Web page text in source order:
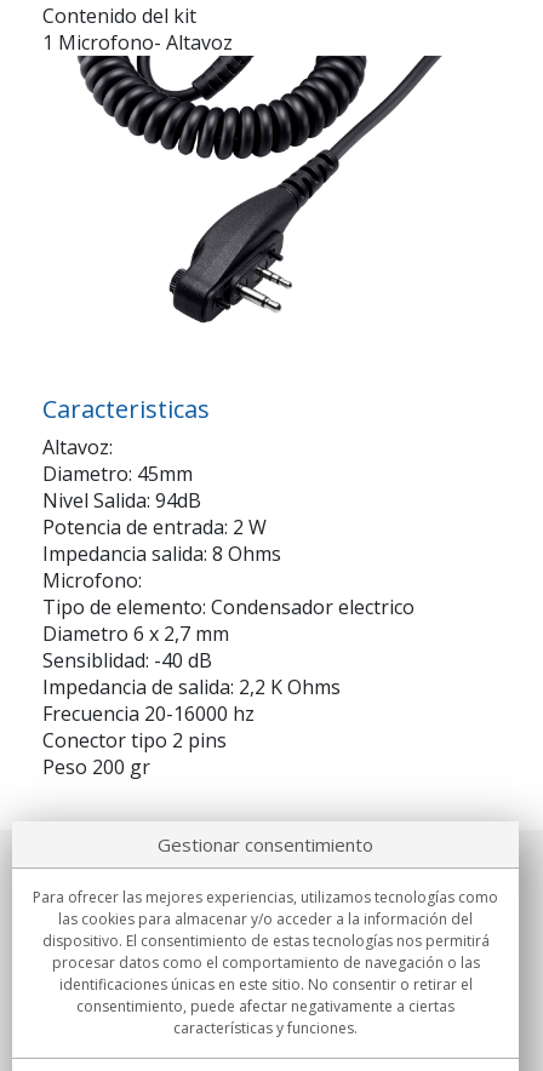
Contenido del kit
1 Microfono- Altavoz
Caracteristicas
Altavoz:
Diametro: 45mm
Nivel Salida: 94dB
Potencia de entrada: 2 W
Impedancia salida: 8 Ohms
Microfono:
Tipo de elemento: Condensador electrico
Diametro 6 x 2,7 mm
Sensiblidad: -40 dB
Impedancia de salida: 2,2 K Ohms
Frecuencia 20-16000 hz
Conector tipo 2 pins
Peso 200 gr
Sobre nosotros
Compromisos
Compras
Gestionar consentimiento
Para ofrecer las mejores experiencias, utilizamos tecnologías como
las cookies para almacenar y/o acceder a la información del
dispositivo. El consentimiento de estas tecnologías nos permitirá
procesar datos como el comportamiento de navegación o las
identificaciones únicas en este sitio. No consentir o retirar el
consentimiento, puede afectar negativamente a ciertas
características y funciones.